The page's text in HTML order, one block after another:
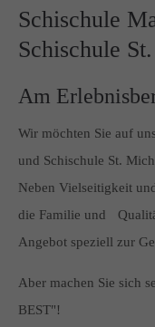
Schischule
Schischule
Am
Wir möchten Sie auf
und Schischule St.
Neben Vielseitigkeit
die Familie und
Angebot speziell zur
Aber machen Sie sich
BEST"!